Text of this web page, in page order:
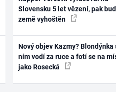
Slovensku 5 let vězení, pak
země vyhoštěn
Nový objev Kazmy? Blondýnka
ním vodí za ruce a fotí se na
jako Rosecká